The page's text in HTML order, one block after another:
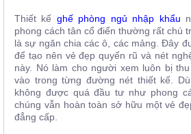
Thiết kế ghế phòng ngủ nhập khẩu
phong cách tân cổ điển thường rất chú
là sự ngăn chia các ô, các mảng. Đây
để tạo nên vẻ đẹp quyến rũ và nét
này. Nó làm cho người xem luôn bị
vào trong từng đường nét thiết kế.
không được quá đầu tư như phong
chúng vẫn hoàn toàn sở hữu một vẻ
đẳng cấp.